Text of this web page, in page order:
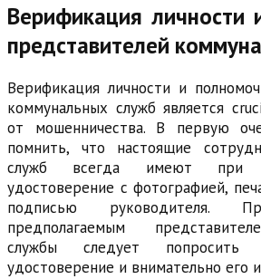
Верификация личности
представителей
Верификация личности и
коммунальных служб является
от мошенничества. В первую
помнить, что настоящие
служб всегда имеют при
удостоверение с фотографией,
подписью руководителя.
предполагаемым
службы следует попросить
удостоверение и внимательно его